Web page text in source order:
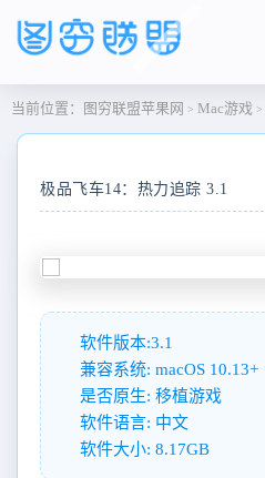
当前位置： 图穷联盟苹果网 > Mac游戏 >
极品飞车14：热力追踪 3.1
软件版本:3.1
兼容系统: macOS 10.13+
是否原生: 移植游戏
软件语言: 中文
软件大小: 8.17GB